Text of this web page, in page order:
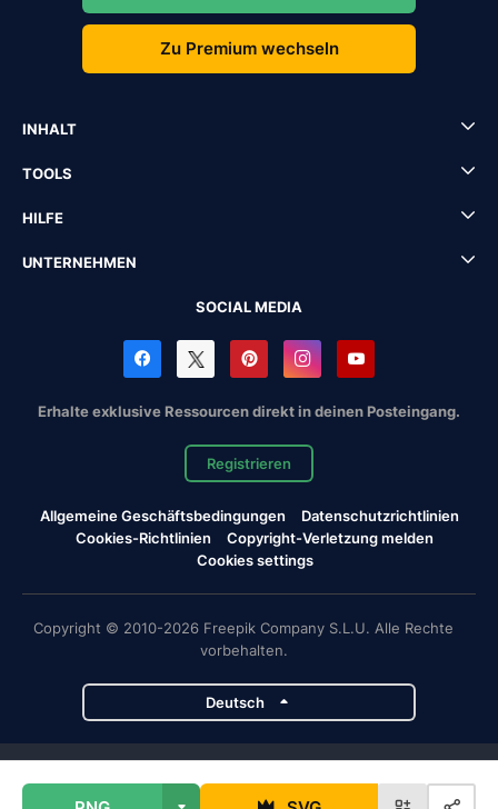
Zu Premium wechseln
INHALT
TOOLS
HILFE
UNTERNEHMEN
SOCIAL MEDIA
Erhalte exklusive Ressourcen direkt in deinen Posteingang.
Registrieren
Allgemeine Geschäftsbedingungen
Datenschutzrichtlinien
Cookies-Richtlinien
Copyright-Verletzung melden
Cookies settings
Copyright © 2010-2026 Freepik Company S.L.U. Alle Rechte
vorbehalten.
Deutsch